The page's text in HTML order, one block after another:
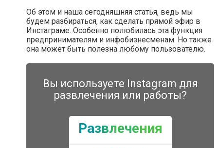
Об этом и наша сегодняшняя статья, ведь мы
будем разбираться, как сделать прямой эфир в
Инстаграме. Особенно полюбилась эта функция
предпринимателям и инфобизнесменам. Но также
она может быть полезна любому пользователю.
Вы используете Instagram для
развлечения или работы?
Развлечения